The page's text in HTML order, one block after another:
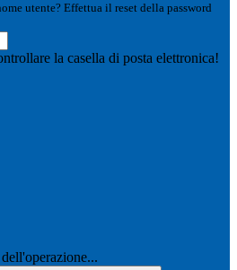
utente? Effettua il reset della password
la casella di posta elettronica!